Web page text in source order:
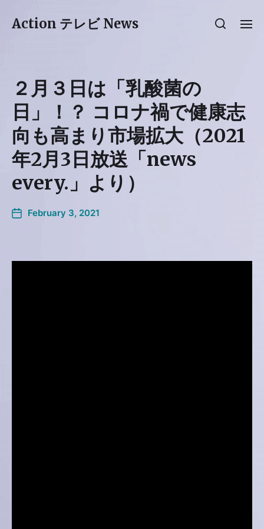
Action テレビ News
２月３日は「乳酸菌の
日」！？ コロナ禍で健康志
向も高まり市場拡大（2021
年2月3日放送「news
every.」より）
February 3, 2021